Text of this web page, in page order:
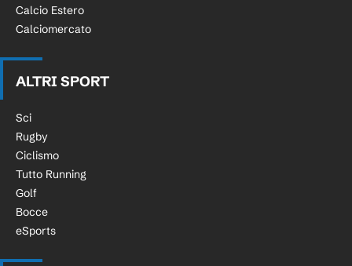
Calcio Estero
Calciomercato
ALTRI SPORT
Sci
Rugby
Ciclismo
Tutto Running
Golf
Bocce
eSports